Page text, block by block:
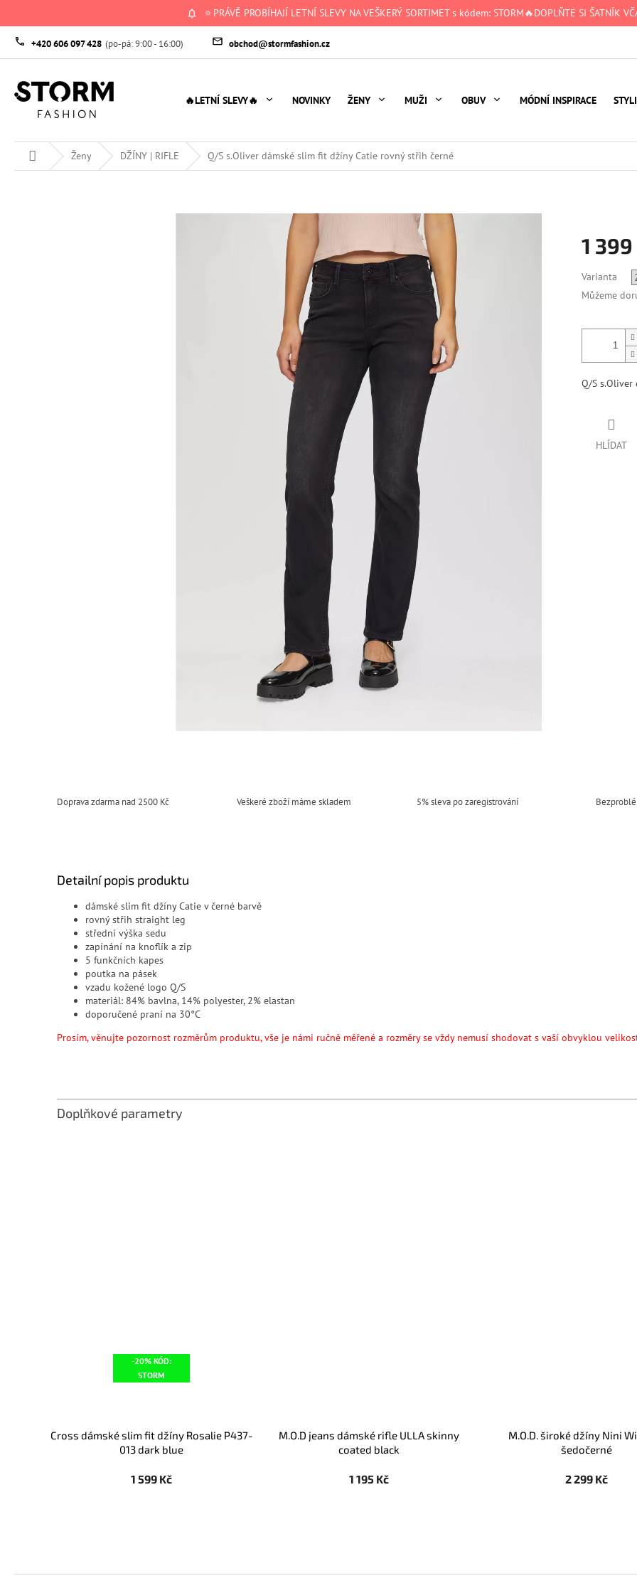
🔅PRÁVĚ PROBÍHAJÍ LETNÍ SLEVY NA VEŠKERÝ SORTIMET s kódem: STORM🔥DOPLŇTE SI ŠATNÍK
+420 606 097 428 obchod@stormfashion.cz
🔥LETNÍ SLEVY🔥 NOVINKY ŽENY MUŽI OBUV MÓDNÍ INSPIRACE
Domů Ženy DŽÍNY | RIFLE Q/S s.Oliver dámské slim fit džíny Catie rovný střih černé
1 399
cena:
Varianta
Můžeme
Q/S
HLÍDAT
Doprava zdarma nad 2500 Kč Veškeré zboží máme skladem 5% sleva po zaregistrování
Detailní popis produktu
dámské slim fit džíny Catie v černé barvě
rovný střih straight leg
střední výška sedu
zapínání na knoflík a zip
5 funkčních kapes
poutka na pásek
vzadu kožené logo Q/S
materiál: 84% bavlna, 14% polyester, 2% elastan
doporučené praní na 30°C
Prosím, věnujte pozornost rozměrům produktu, vše je námi ručně měřené a rozměry se vždy nemusí shodovat s vaší obvyklou
Doplňkové parametry
-20% KÓD:
STORM
Cross dámské slim fit džíny Rosalie P437-
013 dark blue
1 599 Kč
M.O.D jeans dámské rifle ULLA skinny
coated black
1 195 Kč
M.O.D. široké džíny Nini
šedočerné
2 299 Kč